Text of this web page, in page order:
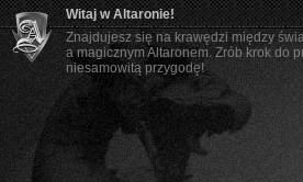
Witaj w Altaronie!
Znajdujesz się na krawędzi między
a magicznym Altaronem. Zrób krok do
niesamowitą przygodę!